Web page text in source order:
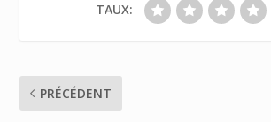
TAUX:
PRÉCÉDENT